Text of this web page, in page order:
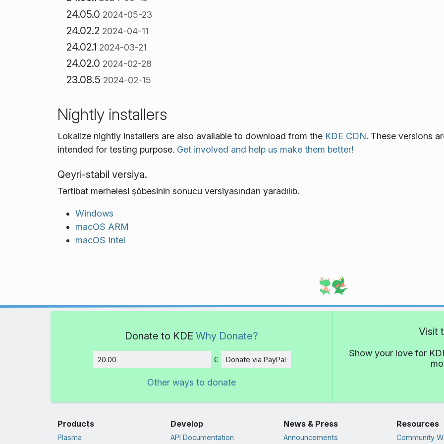
24.05.0 2024-05-23
24.02.2 2024-04-11
24.02.1 2024-03-21
24.02.0 2024-02-28
23.08.5 2024-02-15
Nightly installers
Lokalize nightly installers are also available to download from the KDE CDN. These versions
intended for testing purpose. Get involved and help us make them better!
Qeyri-stabil versiya.
Tərtibat mərhələsi şöbəsinin sonucu versiyasından yaradılıb.
Windows
macOS ARM
macOS Intel
Donate to KDE Why Donate?
Amount
€ Donate via PayPal
Other ways to donate
Visit
Show your love for
Products
Plasma
Develop
API Documentation
News & Press
Announcements
Resources
Community